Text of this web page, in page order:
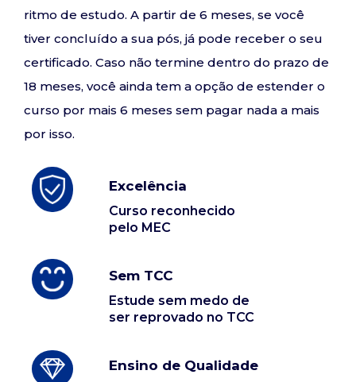
ritmo de estudo. A partir de 6 meses, se você
tiver concluído a sua pós, já pode receber o seu
certificado. Caso não termine dentro do prazo de
18 meses, você ainda tem a opção de estender o
curso por mais 6 meses sem pagar nada a mais
por isso.
Excelência
Curso reconhecido
pelo MEC
Sem TCC
Estude sem medo de
ser reprovado no TCC
Ensino de Qualidade